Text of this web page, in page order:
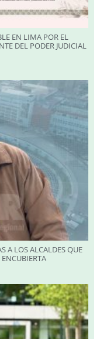
EN LIMA POR EL
DEL PODER JUDICIAL
A LOS ALCALDES QUE